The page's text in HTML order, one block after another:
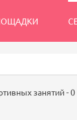
занятий -0